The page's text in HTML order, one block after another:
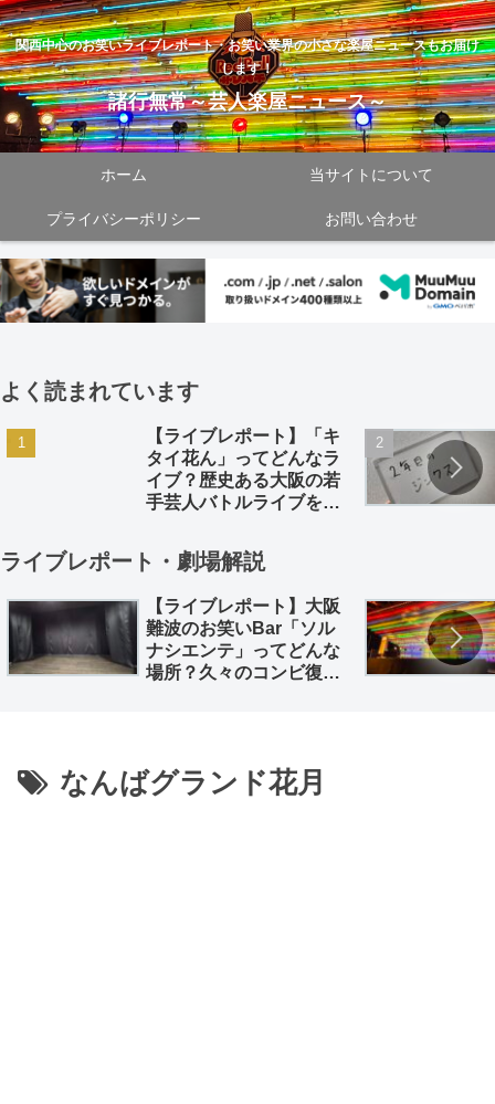
関西中心のお笑いライブレポート・お笑い業界の小さな楽屋ニュースもお届け
します！
諸行無常～芸人楽屋ニュース～
ホーム 当サイトについて
プライバシーポリシー お問い合わせ
よく読まれています
【ライブレポート】「キ
タイ花ん」ってどんなラ
イブ？歴史ある大阪の若
手芸人バトルライブを徹
ライブレポート・劇場解説
【ライブレポート】大阪
難波のお笑いBar「ソル
ナシエンテ」ってどんな
場所？久々のコンビ復活
なんばグランド花月